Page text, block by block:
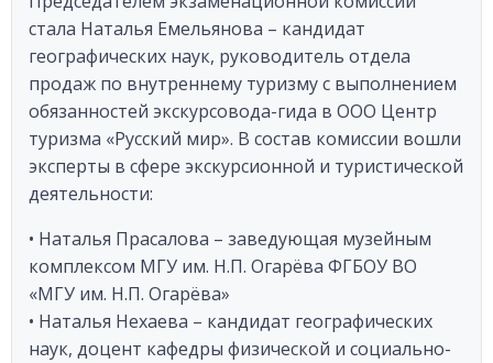
стала Наталья Емельянова – кандидат
географических наук, руководитель отдела
продаж по внутреннему туризму с выполнением
обязанностей экскурсовода-гида в ООО Центр
туризма «Русский мир». В состав комиссии вошли
эксперты в сфере экскурсионной и туристической
деятельности:
• Наталья Прасалова – заведующая музейным
комплексом МГУ им. Н.П. Огарёва ФГБОУ ВО
«МГУ им. Н.П. Огарёва»
• Наталья Нехаева – кандидат географических
наук, доцент кафедры физической и социально-